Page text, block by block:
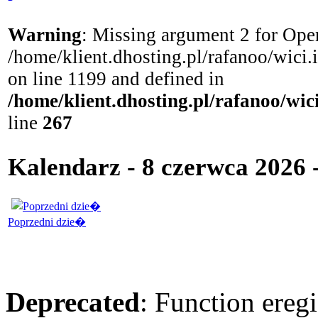
Warning: Missing argument 2 for
/home/klient.dhosting.pl/rafanoo/
on line 1199 and defined in
/home/klient.dhosting.pl/rafanoo/
line 267
Kalendarz - 8 czerwca
Poprzedni dzie�
Deprecated: Function